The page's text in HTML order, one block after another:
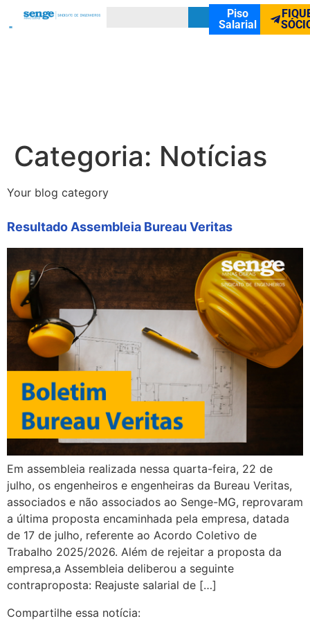
Piso
Salarial
Categoria: Notícias
Your blog category
Resultado Assembleia Bureau Veritas
Em assembleia realizada nessa quarta-feira, 22 de
julho, os engenheiros e engenheiras da Bureau Veritas,
associados e não associados ao Senge-MG, reprovaram
a última proposta encaminhada pela empresa, datada
de 17 de julho, referente ao Acordo Coletivo de
Trabalho 2025/2026. Além de rejeitar a proposta da
empresa,a Assembleia deliberou a seguinte
contraproposta: Reajuste salarial de […]
Compartilhe essa notícia: